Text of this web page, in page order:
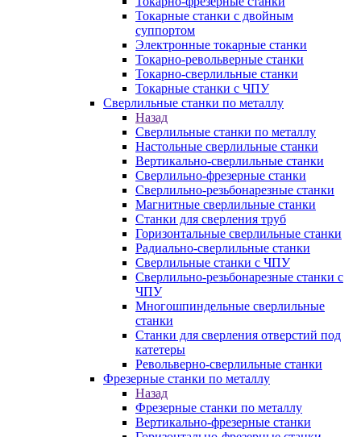
Токарные станки с двойным
суппортом
Электронные токарные станки
Токарно-револьверные станки
Токарно-сверлильные станки
Токарные станки с ЧПУ
Сверлильные станки по металлу
Назад
Сверлильные станки по металлу
Настольные сверлильные станки
Вертикально-сверлильные станки
Сверлильно-фрезерные станки
Сверлильно-резьбонарезные станки
Магнитные сверлильные станки
Станки для сверления труб
Горизонтальные сверлильные станки
Радиально-сверлильные станки
Сверлильные станки с ЧПУ
Сверлильно-резьбонарезные станки с
ЧПУ
Многошпиндельные сверлильные
станки
Станки для сверления отверстий под
катетеры
Револьверно-сверлильные станки
Фрезерные станки по металлу
Назад
Фрезерные станки по металлу
Вертикально-фрезерные станки